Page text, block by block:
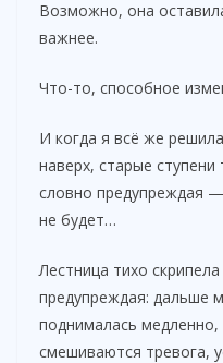
Возможно, она
важнее.
Что-то, способное
И когда я всё же
наверх, старые
словно предупреждая
не будет…
Лестница тихо
предупреждая: дальше
поднималась медленно,
смешиваются тревога,